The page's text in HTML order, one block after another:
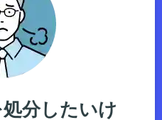
分したいけ